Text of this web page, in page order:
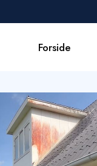
Forside